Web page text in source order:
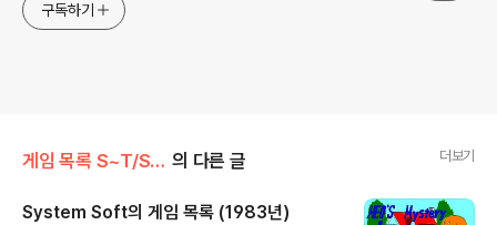
구독하기
게임 목록 S~T/System Soft 의 다른 글 더보기
System Soft의 게임 목록 (1983년)